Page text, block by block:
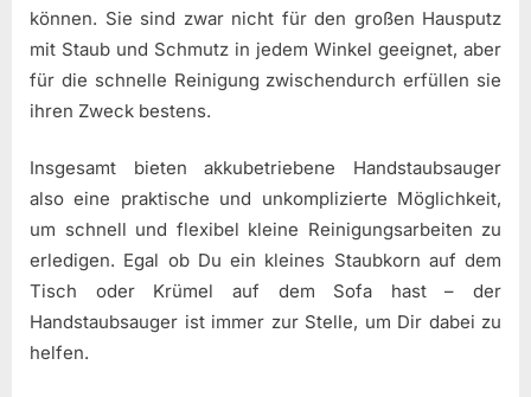
können. Sie sind zwar nicht für den großen Hausputz
mit Staub und Schmutz in jedem Winkel geeignet, aber
für die schnelle Reinigung zwischendurch erfüllen sie
ihren Zweck bestens.
Insgesamt bieten akkubetriebene Handstaubsauger
also eine praktische und unkomplizierte Möglichkeit,
um schnell und flexibel kleine Reinigungsarbeiten zu
erledigen. Egal ob Du ein kleines Staubkorn auf dem
Tisch oder Krümel auf dem Sofa hast – der
Handstaubsauger ist immer zur Stelle, um Dir dabei zu
helfen.